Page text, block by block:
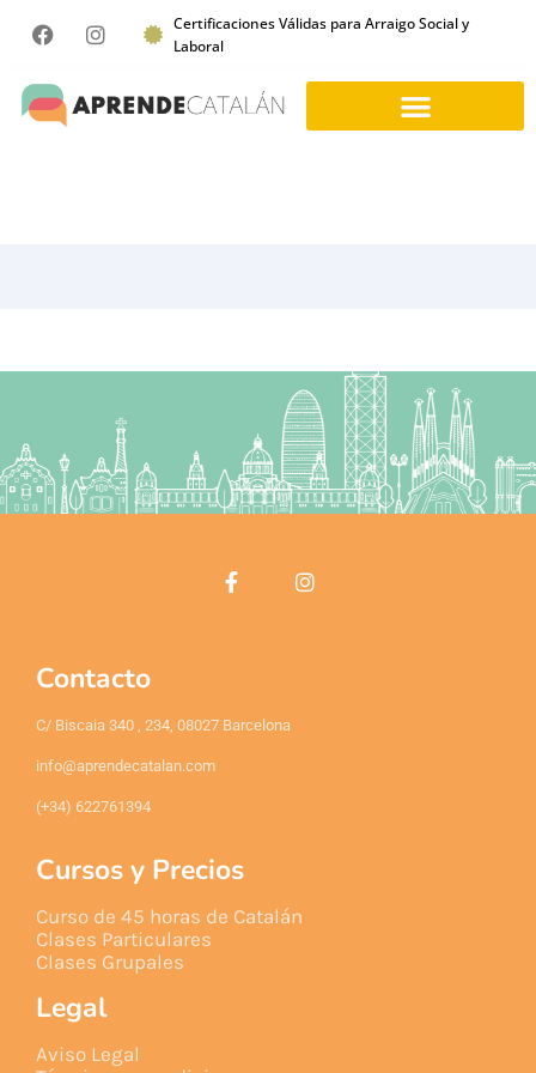
Certificaciones Válidas para Arraigo Social y
Laboral
Contacto
C/ Biscaia 340 , 234, 08027 Barcelona
info@aprendecatalan.com
(+34) 622761394
Cursos y Precios
Curso de 45 horas de Catalán
Clases Particulares
Clases Grupales
Legal
Aviso Legal